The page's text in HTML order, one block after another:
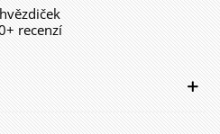
recenzí